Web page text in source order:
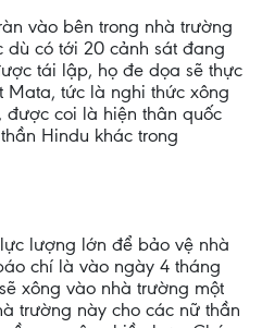
vào bên trong nhà trường
dù có tới 20 cảnh sát đang
tái lập, họ đe dọa sẽ thực
Mata, tức là nghi thức xông
được coi là hiện thân quốc
Hindu khác trong
lượng lớn để bảo vệ nhà
chí là vào ngày 4 tháng
xông vào nhà trường một
trường này cho các nữ thần